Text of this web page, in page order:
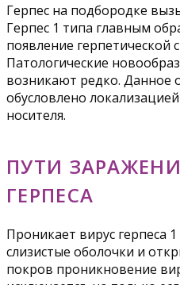
Герпес на подбородке
Герпес 1 типа главным
появление герпетической
Патологические
возникают редко. Данное
обусловлено
носителя.
ПУТИ
ГЕРПЕСА
Проникает вирус герпеса
слизистые оболочки и
покров проникновение